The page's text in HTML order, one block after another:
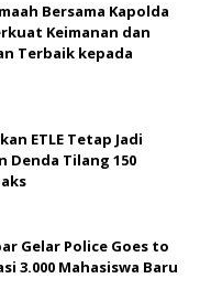
Bersama Kapolda
Keimanan dan
Terbaik kepada
ETLE Tetap Jadi
Denda Tilang 150
Gelar Police Goes to
3.000 Mahasiswa Baru